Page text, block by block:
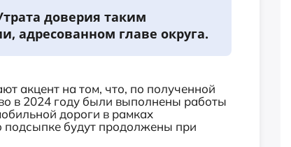
доверия таким
адресованном главе округа.
акцент на том, что, по полученной
в 2024 году были выполнены работы
дороги в рамках
подсыпке будут продолжены при